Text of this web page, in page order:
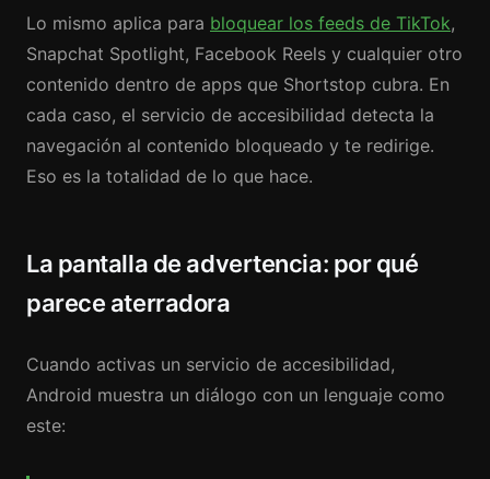
Lo mismo aplica para bloquear los feeds de TikTok,
Snapchat Spotlight, Facebook Reels y cualquier otro
contenido dentro de apps que Shortstop cubra. En
cada caso, el servicio de accesibilidad detecta la
navegación al contenido bloqueado y te redirige.
Eso es la totalidad de lo que hace.
La pantalla de advertencia: por qué
parece aterradora
Cuando activas un servicio de accesibilidad,
Android muestra un diálogo con un lenguaje como
este: